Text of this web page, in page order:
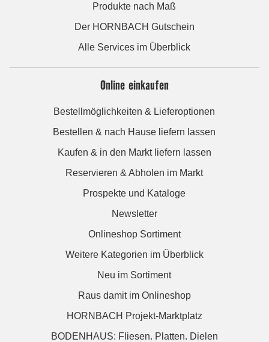
Produkte nach Maß
Der HORNBACH Gutschein
Alle Services im Überblick
Online einkaufen
Bestellmöglichkeiten & Lieferoptionen
Bestellen & nach Hause liefern lassen
Kaufen & in den Markt liefern lassen
Reservieren & Abholen im Markt
Prospekte und Kataloge
Newsletter
Onlineshop Sortiment
Weitere Kategorien im Überblick
Neu im Sortiment
Raus damit im Onlineshop
HORNBACH Projekt-Marktplatz
BODENHAUS: Fliesen. Platten. Dielen